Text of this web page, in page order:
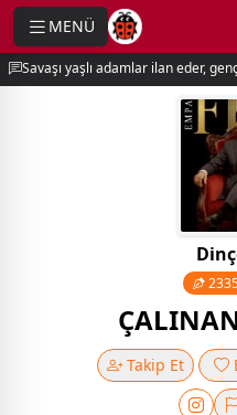
MENÜ
Savaşı yaşlı adamlar ilan eder,
2335
Takip Et
menu